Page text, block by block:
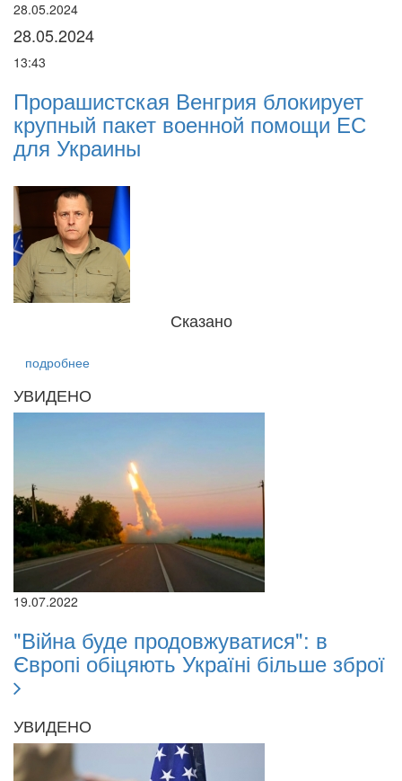
28.05.2024
28.05.2024
13:43
Прорашистская Венгрия блокирует
крупный пакет военной помощи ЕС
для Украины
Сказано
подробнее
УВИДЕНО
19.07.2022
"Війна буде продовжуватися": в
Європі обіцяють Україні більше зброї
УВИДЕНО